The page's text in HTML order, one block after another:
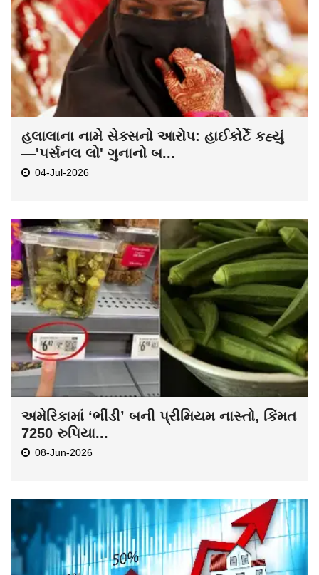
હલાલાના નામે સેક્સનો આરોપ: હાઈકોર્ટે કહ્યું
—'પર્સનલ લો' ગુનાનો બ...
04-Jul-2026
અમેરિકામાં ‘ભીંડી’ બની પ્રીમિયમ નાસ્તો, કિંમત
7250 રુપિયા...
08-Jun-2026